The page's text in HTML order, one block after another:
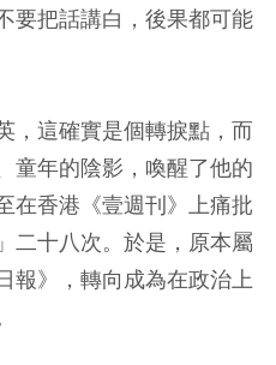
要把話講白，後果都可能
，這確實是個轉捩點，而
童年的陰影，喚醒了他的
在香港《壹週刊》上痛批
二十八次。於是，原本屬
報》，轉向成為在政治上